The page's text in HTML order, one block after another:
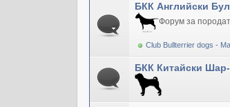
БКК Английски
Форум за
Club Bullterrier dogs -
БКК Китайски